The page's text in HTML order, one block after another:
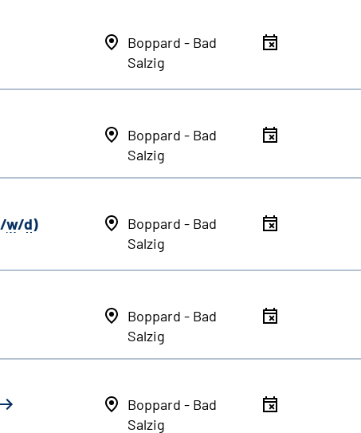
Boppard - Bad
Salzig
Boppard - Bad
Salzig
/w/d)
Boppard - Bad
Salzig
Boppard - Bad
Salzig
Boppard - Bad
Salzig